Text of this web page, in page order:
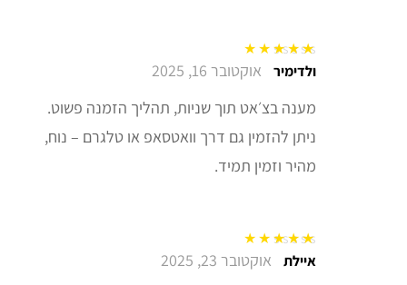
דורג5מתוך 5ולדימיר אוקטובר 16, 2025
מענה בצ׳אט תוך שניות, תהליך הזמנה פשוט.
ניתן להזמין גם דרך וואטסאפ או טלגרם – נוח,
מהיר וזמין תמיד.
דורג5מתוך 5איילת אוקטובר 23, 2025